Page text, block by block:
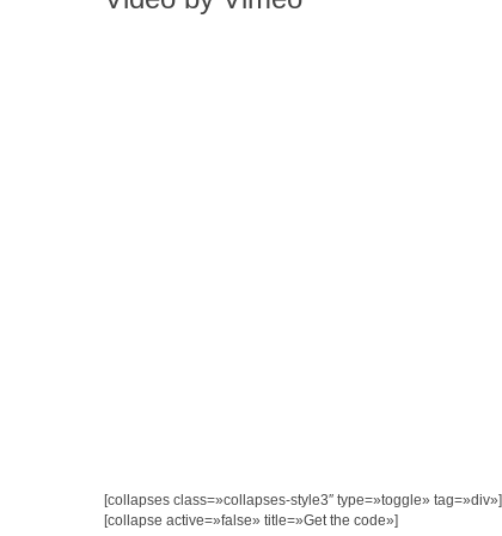
[collapses class=»collapses-style3″ type=»toggle» tag=»div»]
[collapse active=»false» title=»Get the code»]